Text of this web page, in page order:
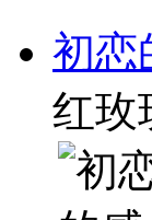
初恋
红玫